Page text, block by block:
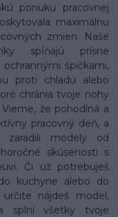
ponuku pracovnej
maximálnu
zmien. Naše
spĺňajú prísne
špičkami,
proti chladu alebo
chránia tvoje nohy
že pohodlná a
pracovný deň, a
modely od
skúsenosti s
Či už potrebuješ
kuchyne alebo do
nájdeš model,
splní všetky tvoje